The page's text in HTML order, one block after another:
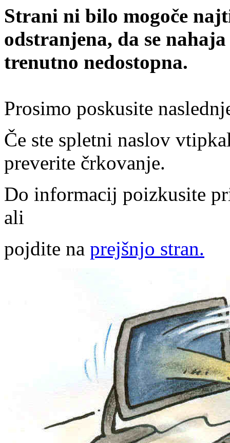
Strani ni bilo mogoče
odstranjena, da se
trenutno nedostopna.
Prosimo poskusite
Če ste spletni naslov
preverite črkovanje.
Do informacij poizkusite
ali
pojdite na prejšnjo stran.